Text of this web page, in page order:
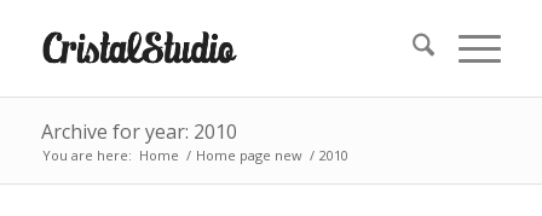
Archive for year: 2010
You are here: Home / Home page new / 2010